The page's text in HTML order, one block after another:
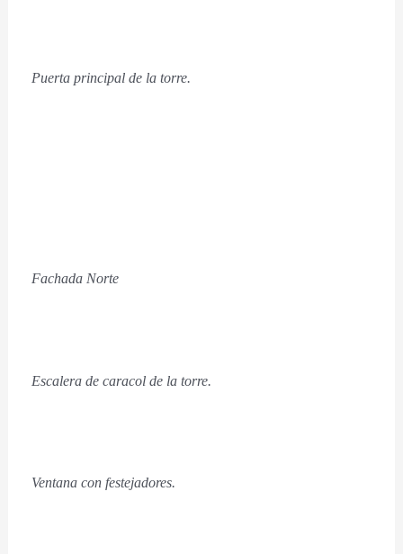
Puerta principal de la torre.
Fachada Norte
Escalera de caracol de la torre.
Ventana con festejadores.